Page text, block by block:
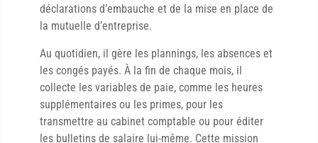
déclarations d’embauche et de la mise en place de
la mutuelle d’entreprise.
Au quotidien, il gère les plannings, les absences et
les congés payés. À la fin de chaque mois, il
collecte les variables de paie, comme les heures
supplémentaires ou les primes, pour les
transmettre au cabinet comptable ou pour éditer
les bulletins de salaire lui-même. Cette mission